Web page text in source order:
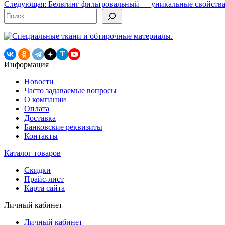
по
записям
Следующая: Бельтинг фильтровальный — уникальные
Поиск
T
Информация
Новости
Часто задаваемые вопросы
О компании
Оплата
Доставка
Банковские реквизиты
Контакты
Каталог товаров
Скидки
Прайс-лист
Карта сайта
Личный кабинет
Личный кабинет